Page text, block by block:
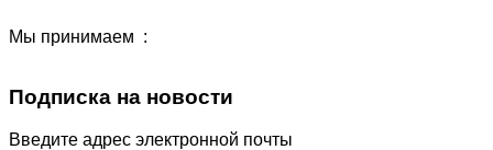
Мы принимаем :
Подписка на новости
Введите адрес электронной почты